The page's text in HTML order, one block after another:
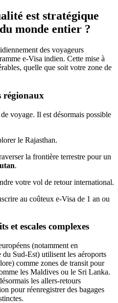
est stratégique
monde entier ?
des voyageurs
e-Visa indien. Cette mise à
quelle que soit votre zone de
régionaux
de voyage. Il est désormais possible
le Rajasthan.
la frontière terrestre pour un
.
votre vol de retour international.
au coûteux e-Visa de 1 an ou
et escales complexes
(notamment en
Sud-Est) utilisent les aéroports
comme zones de transit pour
les Maldives ou le Sri Lanka.
les allers-retours
pour réenregistrer des bagages